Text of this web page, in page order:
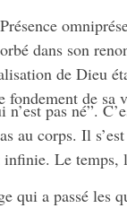
dans son
de Dieu
fondement de sa
pas né”.
au corps. Il
Le temps,
qui a passé les